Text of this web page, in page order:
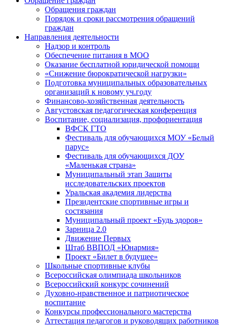
Обращения граждан
Порядок и сроки рассмотрения обращений
граждан
Направления деятельности
Надзор и контроль
Обеспечение питания в МОО
Оказание бесплатной юридической помощи
«Снижение бюрократической нагрузки»
Подготовка муниципальных образовательных
организаций к новому уч.году
Финансово-хозяйственная деятельность
Августовская педагогическая конференция
Воспитание, социализация, профориентация
ВФСК ГТО
Фестиваль для обучающихся МОУ «Белый
парус»
Фестиваль для обучающихся ДОУ
«Маленькая страна»
Муниципальный этап Защиты
исследовательских проектов
Уральская академия лидерства
Президентские спортивные игры и
состязания
Муниципальный проект «Будь здоров»
Зарница 2.0
Движение Первых
Штаб ВВПОД «Юнармия»
Проект «Билет в будущее»
Школьные спортивные клубы
Всероссийская олимпиада школьников
Всероссийский конкурс сочинений
Духовно-нравственное и патриотическое
воспитание
Конкурсы профессионального мастерства
Аттестация педагогов и руководящих работников